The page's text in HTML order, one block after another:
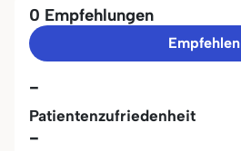
0 Empfehlungen
Empfehlen
-
Patientenzufriedenheit
-